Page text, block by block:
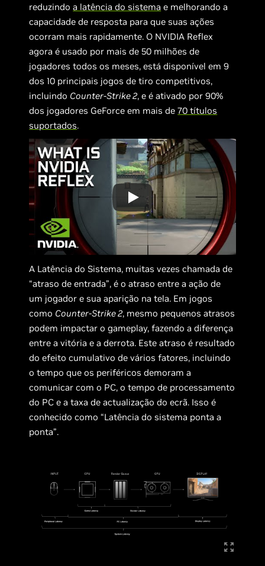
reduzindoa latência do sistema e melhorando a
capacidade de resposta para que suas ações
ocorram mais rapidamente. O NVIDIA Reflex
agora é usado por mais de 50 milhões de
jogadores todos os meses, está disponível em 9
dos 10 principais jogos de tiro competitivos,
incluindo Counter-Strike 2, e é ativado por 90%
dos jogadores GeForce em mais de70 títulos
suportados.
A Latência do Sistema, muitas vezes chamada de
“atraso de entrada”, é o atraso entre a ação de
um jogador e sua aparição na tela. Em jogos
como Counter-Strike 2, mesmo pequenos atrasos
podem impactar o gameplay, fazendo a diferença
entre a vitória e a derrota. Este atraso é resultado
do efeito cumulativo de vários fatores, incluindo
o tempo que os periféricos demoram a
comunicar com o PC, o tempo de processamento
do PC e a taxa de actualização do ecrã. Isso é
conhecido como “Latência do sistema ponta a
ponta”.